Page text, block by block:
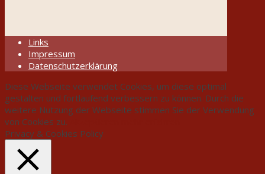
Links
Impressum
Datenschutzerklärung
Diese Webseite verwendet Cookies, um diese optimal
gestalten und fortlaufend verbessern zu können. Durch die
weitere Nutzung der Webseite stimmen Sie der Verwendung
von Cookies zu.
Privacy & Cookies Policy